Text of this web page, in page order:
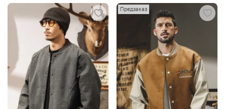
Предзаказ